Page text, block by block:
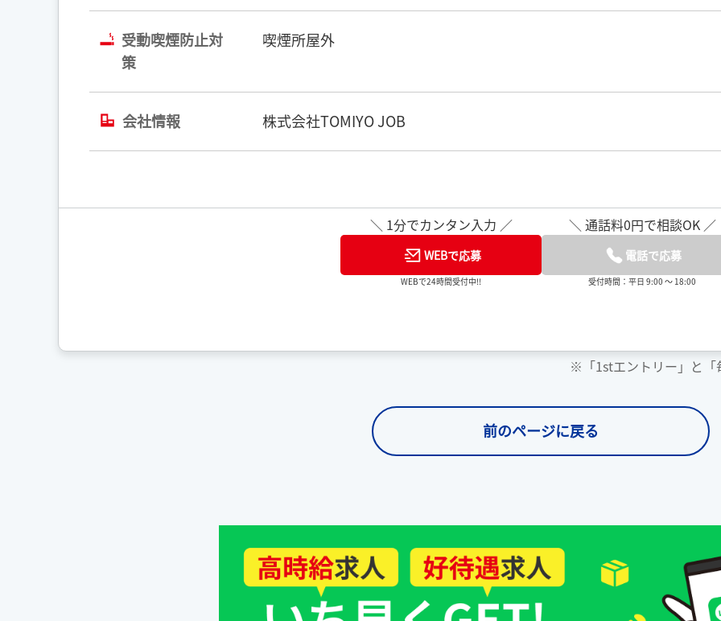
受動喫煙防止対
策
喫煙所屋外
会社情報 株式会社TOMIYO JOB
＼ 1分でカンタン入力 ／
WEBで応募
WEBで24時間受付中!!
＼ 通話料0円で相談OK ／
電話で応募
受付時間：平日 9:00 ～ 18:00
※「1stエントリー」と「
前のページに戻る